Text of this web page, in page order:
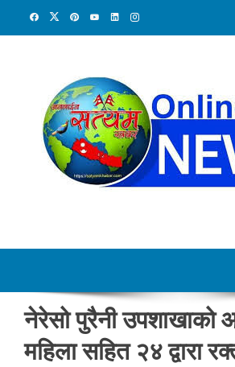
नेरेसो पुरैनी उपशाखाको
महिला सहित २४ द्वारा